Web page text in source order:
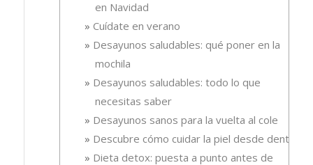
en Navidad
Cuídate en verano
Desayunos saludables: qué poner en la
mochila
Desayunos saludables: todo lo que
necesitas saber
Desayunos sanos para la vuelta al cole
Descubre cómo cuidar la piel desde dentro
Dieta detox: puesta a punto antes de